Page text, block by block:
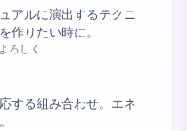
アルに演出するテクニ
作りたい時に。
ろしく」
する組み合わせ。エネ